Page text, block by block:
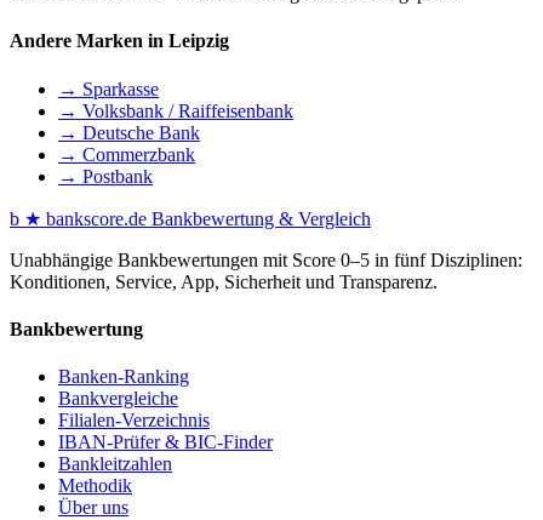
Andere Marken in Leipzig
→ Sparkasse
→ Volksbank / Raiffeisenbank
→ Deutsche Bank
→ Commerzbank
→ Postbank
b ★ bankscore.de Bankbewertung & Vergleich
Unabhängige Bankbewertungen mit Score 0–5 in fünf Disziplinen:
Konditionen, Service, App, Sicherheit und Transparenz.
Bankbewertung
Banken-Ranking
Bankvergleiche
Filialen-Verzeichnis
IBAN-Prüfer & BIC-Finder
Bankleitzahlen
Methodik
Über uns